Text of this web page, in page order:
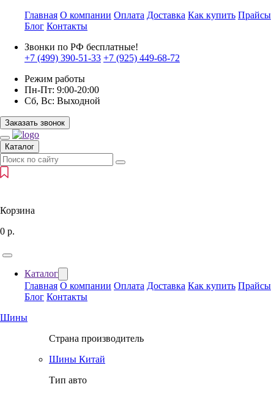
Главная О компании Оплата Доставка Как купить Прайсы
Блог Контакты
Звонки по РФ бесплатные!
+7 (499) 390-51-33 +7 (925) 449-68-72
Режим работы
Пн-Пт: 9:00-20:00
Сб, Вс: Выходной
Заказать звонок
Каталог
Корзина
0 р.
Каталог
Главная О компании Оплата Доставка Как купить Прайсы
Блог Контакты
Шины
Страна производитель
Шины Китай
Тип авто